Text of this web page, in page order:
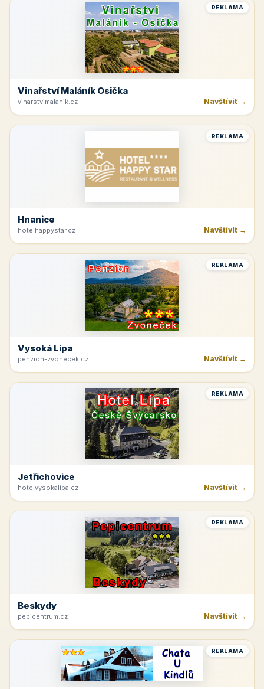
REKLAMA
Vinařství Maláník Osička
vinarstvimalanik.cz Navštívit →
REKLAMA
Hnanice
hotelhappystar.cz Navštívit →
REKLAMA
Vysoká Lípa
penzion-zvonecek.cz Navštívit →
REKLAMA
Jetřichovice
hotelvysokalipa.cz Navštívit →
REKLAMA
Beskydy
pepicentrum.cz Navštívit →
REKLAMA